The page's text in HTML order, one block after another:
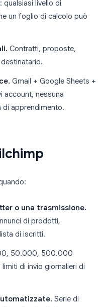
livello di
un foglio di calcolo può
Contratti, proposte,
Gmail + Google Sheets +
account, nessuna
di apprendimento.
o una trasmissione.
di prodotti,
di iscritti.
50.000, 500.000
di invio giornalieri di
Serie di